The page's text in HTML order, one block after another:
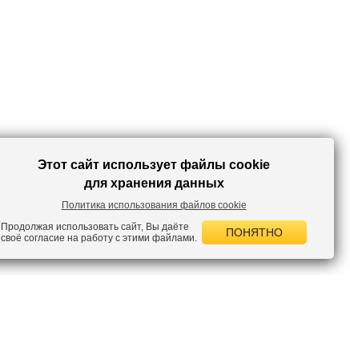
Этот сайт использует файлы cookie
для хранения данных
Политика использования файлов cookie
Продолжая использовать сайт, Вы даёте
своё согласие на работу с этими файлами.
ПОНЯТНО